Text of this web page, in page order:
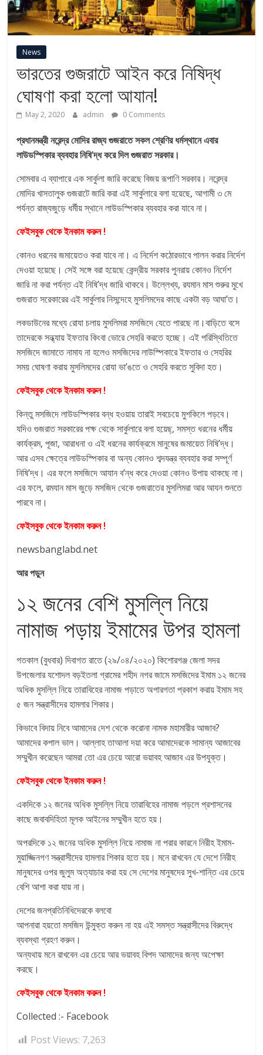
a
t
S
a
m
a
News
ভারতের গুজরাটে আইন করে নিষিদ্ধ
ঘোষণা করা হলো আযান!
May 2, 2020 admin 0 Comments
প্রধানমন্ত্রী নরেন্দ্র মোদির রাজ্য গুজরাতে সকল শ্রেণির ধর্মস্থানে এবার
লাউডস্পিকার ব্যবহার নিষি’দ্ধ করে দিল গুজরাত সরকার।
সোমবার এ ব্যাপারে এক সার্কুলা জারি করেছে বিজয় রূপাণি সরকার। নরেন্দ্র
মোদির খাসতালুক গুজরাটে জারি করা এই সার্কুলারে বলা হয়েছে, আগামী ৩ মে
পর্যন্ত রাজ্যজুড়ে ধর্মীয় স্থানে লাউডস্পিকার ব্যবহার করা যাবে না।
ফেইসবুক থেকে ইনকাম করুন !
কোনও ধরনের জমায়েতও করা যাবে না। এ নির্দেশ কঠোরভাবে পালন করার নির্দেশ
দেওয়া হয়েছে। সেই সঙ্গে বরা হয়েছে কেন্দ্রীয় সরকার পুনরায় কোনও নির্দেশ
জারি না করা পর্যন্ত এই নিষি’দ্ধ জারি থাকবে। উল্লেখ্য, রযমান মাস শুরুর মুখে
গুজরাত সরেকারের এই সার্কুলার নিসন্দেহে মুসলিমদের কাছে একটা বড় আঘা’ত।
লকডাউনের মধ্যে রোযা চলায় মুসলিমরা মসজিদে যেতে পারছে না।বাড়িতে বসে
তাদেরকে সন্ধ্যায় ইফতার কিংবা ভোরে সেহরি করতে হচ্ছে। এই পরিস্থিতিতে
মসজিদে জামাতে নামায না হলেও মসজিদের লাউস্পিকারে ইফতার ও সেহরির
সময় ঘোষণা করায় মুসলিমদের রোযা ভা’ঙতে ও সেহরি করতে সুবিদা হত।
ফেইসবুক থেকে ইনকাম করুন !
কিন্তু মসজিদে লাউডস্পিকার বন্ধ হওয়ায় তারাই সবচেয়ে মুশকিলে পড়বে।
যদিও গুজরাত সরকারের পক্ষ থেকে সার্কুলারে বলা হয়েছ্, সমস্ত ধরনের ধর্মীয়
কার্যক্রম, পূজা, আরাধনা ও এই ধরনের কার্যক্রমে মানুষের জমায়েত নিষি’দ্ধ।
আর এসব ক্ষেত্রে লাউডস্পিকার বা অন্য কোনও শব্দযন্ত্র ব্যবহার করা সম্পূর্ণ
নিষি’দ্ধ। এর ফলে মসজিদে আযান ব’ন্ধ করে দেওয়া কোনও উপায় থাকছে না।
এর ফলে, রমযান মাস জুড়ে মসজিদ থেকে গুজরাতের মুসলিমরা আর আযন শুনতে
পারবে না।
ফেইসবুক থেকে ইনকাম করুন !
newsbanglabd.net
আর পড়ুন
১২ জনের বেশি মুসল্লি নিয়ে
নামাজ পড়ায় ইমামের উপর হামলা
গতকাল (বুধবার) দিবাগত রাতে (২৯/০৪/২০২০) কিশোরগঞ্জ জেলা সদর
উপজেলার যশোদল বড়ইতলা গ্রামের শহীদ নগর জামে মসজিদের ইমাম ১২ জনের
অধিক মুসল্লি নিয়ে তারাবিহের নামাজ পড়াতে অপারগতা প্রকাশ করায় ইমাম সহ
৫ জন সন্ত্রাসীদের হামলার শিকার।
কিভাবে বিদায় নিবে আমাদের দেশ থেকে করোনা নামক মহামারীর আজাব?
আমাদের কপাল ভাল‌। আল্লাহ তাআলা দয়া করে আমাদেরকে সামান্য আজাবের
সম্মুখীন করেছেন আমরা তো এর চেয়ে আরো ভয়াবহ আজাব এর উপযুক্ত।
ফেইসবুক থেকে ইনকাম করুন !
একদিকে ১২ জনের অধিক মুসল্লি নিয়ে তারাবিহের নামাজ পড়লে প্রশাসনের
কাছে জবাবদিহিতা মূলক আইনের সম্মুখীন হতে হয়।
অপরদিকে ১২ জনের অধিক মুসল্লি নিয়ে নামাজ না পরার কারনে নিরীহ ইমাম-
মুয়াজ্জিনগণ সন্ত্রাসীদের হামলার শিকার হতে হয়। মনে রাখবেন যে দেশে নিরীহ
মানুষদের ওপর জুলুম অত্যাচার করা হয় সে দেশের মানুষদের সুখ-শান্তি এর চেয়ে
বেশি আশা করা যায় না।
দেশের জনপ্রতিনিধিদেরকে বলবো
আপনারা হয়তো মসজিদ উন্মুক্ত করুন না হয় এই সমস্ত সন্ত্রাসীদের বিরুদ্ধে
ব্যবস্থা গ্রহণ করুন।
অন্যথায় মনে রাখবেন এর চেয়ে আর ভয়াবহ বিপদ আমাদের জন্য অপেক্ষা
করছে।
ফেইসবুক থেকে ইনকাম করুন !
Collected :- Facebook
Post Views: 7,263